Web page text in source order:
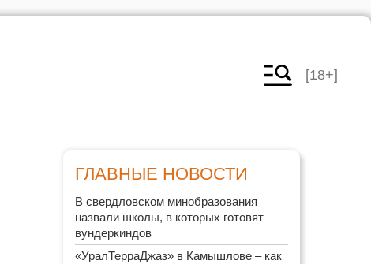
[18+]
ГЛАВНЫЕ НОВОСТИ
В свердловском минобразования
назвали школы, в которых готовят
вундеркиндов
«УралТерраДжаз» в Камышлове – как